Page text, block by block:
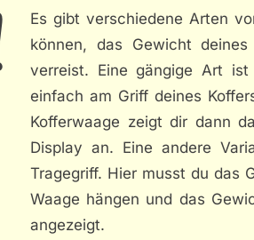
Es gibt verschiedene Arten
können, das Gewicht
verreist. Eine gängige Art
einfach am Griff deines
Kofferwaage zeigt dir dann
Display an. Eine andere
Tragegriff. Hier musst du das
Waage hängen und das
angezeigt.